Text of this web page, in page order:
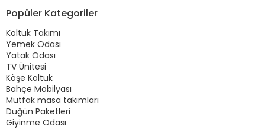
Popüler Kategoriler
Koltuk Takımı
Yemek Odası
Yatak Odası
TV Ünitesi
Köşe Koltuk
Bahçe Mobilyası
Mutfak masa takımları
Düğün Paketleri
Giyinme Odası